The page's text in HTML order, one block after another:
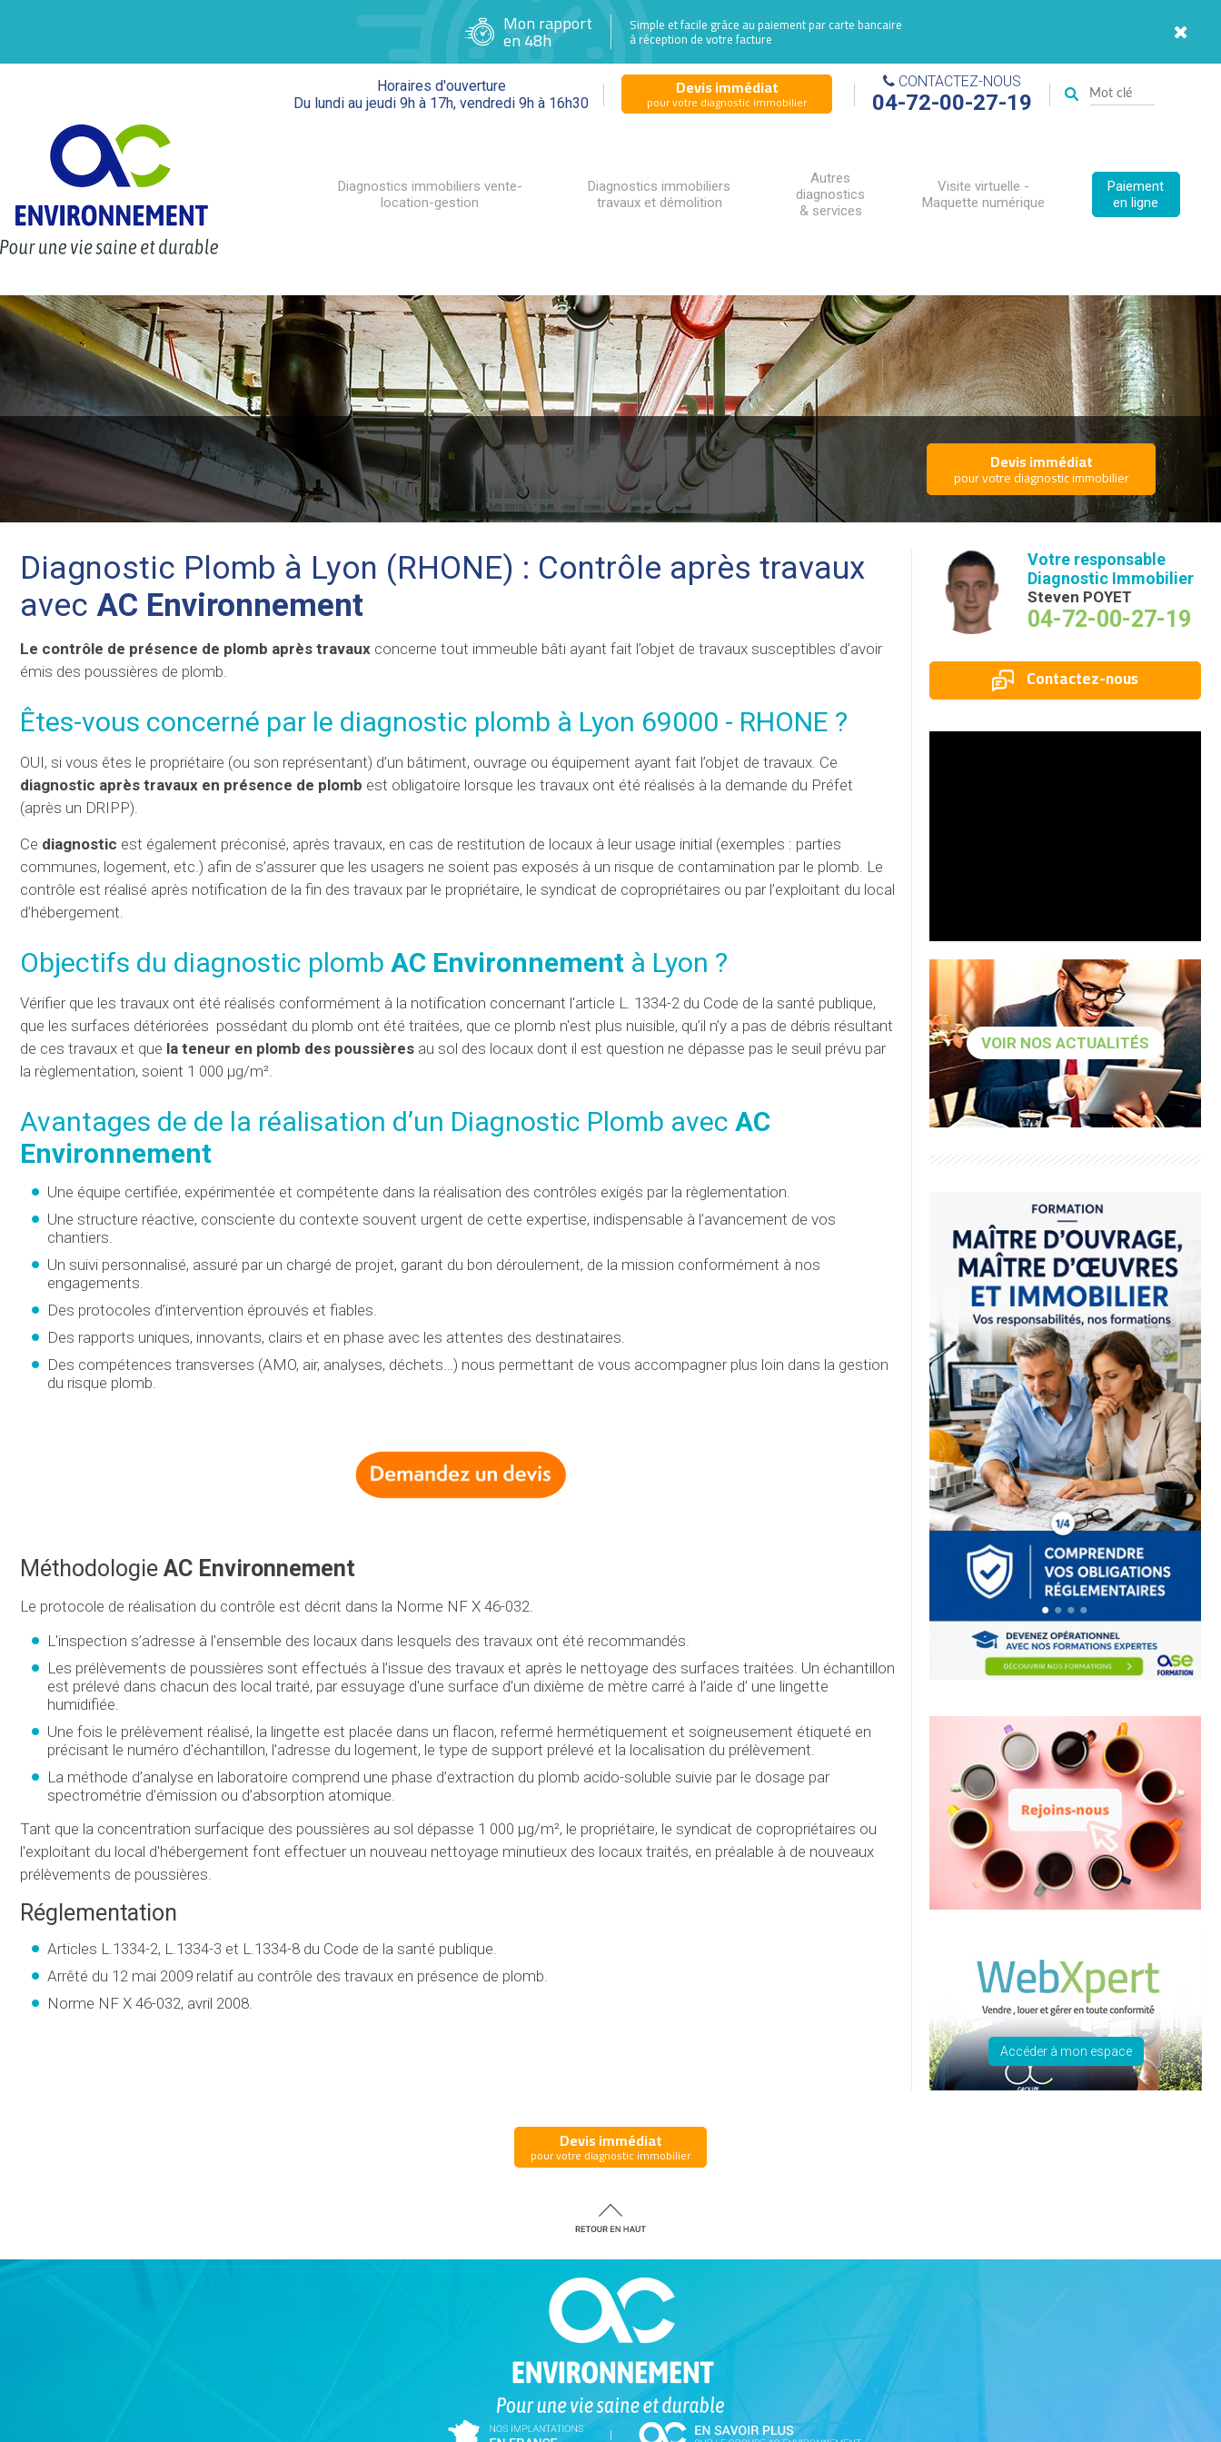
Mon rapport
en 48h
Simple et facile grâce au paiement par carte bancaire
à réception de votre facture
Horaires d'ouverture
Du lundi au jeudi 9h à 17h, vendredi 9h à 16h30
Devis immédiat
pour votre diagnostic immobilier
CONTACTEZ-NOUS
04-72-00-27-19
Diagnostics immobiliers vente-
location-gestion
Diagnostics immobiliers
travaux et démolition
Autres
diagnostics
& services
Visite virtuelle -
Maquette numérique
Paiement
en ligne
Devis immédiat
pour votre diagnostic immobilier
Diagnostic Plomb à Lyon (RHONE) : Contrôle après travaux
avec AC Environnement
Le contrôle de présence de plomb après travaux concerne tout immeuble bâti ayant fait l’objet de travaux susceptibles d’avoir
émis des poussières de plomb.
Êtes-vous concerné par le diagnostic plomb à Lyon 69000 - RHONE ?
OUI, si vous êtes le propriétaire (ou son représentant) d’un bâtiment, ouvrage ou équipement ayant fait l’objet de travaux. Ce
diagnostic après travaux en présence de plomb est obligatoire lorsque les travaux ont été réalisés à la demande du Préfet
(après un DRIPP).
Ce diagnostic est également préconisé, après travaux, en cas de restitution de locaux à leur usage initial (exemples : parties
communes, logement, etc.) afin de s’assurer que les usagers ne soient pas exposés à un risque de contamination par le plomb. Le
contrôle est réalisé après notification de la fin des travaux par le propriétaire, le syndicat de copropriétaires ou par l’exploitant du local
d’hébergement.
Objectifs du diagnostic plomb AC Environnement à Lyon ?
Vérifier que les travaux ont été réalisés conformément à la notification concernant l'article L. 1334-2 du Code de la santé publique,
que les surfaces détériorées possédant du plomb ont été traitées, que ce plomb n'est plus nuisible, qu’il n’y a pas de débris résultant
de ces travaux et que la teneur en plomb des poussières au sol des locaux dont il est question ne dépasse pas le seuil prévu par
la règlementation, soient 1 000 µg/m².
Avantages de de la réalisation d’un Diagnostic Plomb avec AC
Environnement
Une équipe certifiée, expérimentée et compétente dans la réalisation des contrôles exigés par la règlementation.
Une structure réactive, consciente du contexte souvent urgent de cette expertise, indispensable à l’avancement de vos
chantiers.
Un suivi personnalisé, assuré par un chargé de projet, garant du bon déroulement, de la mission conformément à nos
engagements.
Des protocoles d’intervention éprouvés et fiables.
Des rapports uniques, innovants, clairs et en phase avec les attentes des destinataires.
Des compétences transverses (AMO, air, analyses, déchets…) nous permettant de vous accompagner plus loin dans la gestion
du risque plomb.
Méthodologie AC Environnement
Le protocole de réalisation du contrôle est décrit dans la Norme NF X 46-032.
L'inspection s’adresse à l'ensemble des locaux dans lesquels des travaux ont été recommandés.
Les prélèvements de poussières sont effectués à l’issue des travaux et après le nettoyage des surfaces traitées. Un échantillon
est prélevé dans chacun des local traité, par essuyage d'une surface d'un dixième de mètre carré à l’aide d’ une lingette
humidifiée.
Une fois le prélèvement réalisé, la lingette est placée dans un flacon, refermé hermétiquement et soigneusement étiqueté en
précisant le numéro d'échantillon, l'adresse du logement, le type de support prélevé et la localisation du prélèvement.
La méthode d’analyse en laboratoire comprend une phase d’extraction du plomb acido-soluble suivie par le dosage par
spectrométrie d’émission ou d’absorption atomique.
Tant que la concentration surfacique des poussières au sol dépasse 1 000 µg/m², le propriétaire, le syndicat de copropriétaires ou
l'exploitant du local d'hébergement font effectuer un nouveau nettoyage minutieux des locaux traités, en préalable à de nouveaux
prélèvements de poussières.
Réglementation
Articles L.1334-2, L.1334-3 et L.1334-8 du Code de la santé publique.
Arrêté du 12 mai 2009 relatif au contrôle des travaux en présence de plomb.
Norme NF X 46-032, avril 2008.
Votre responsable
Diagnostic Immobilier
Steven POYET
04-72-00-27-19
Contactez-nous
VOIR NOS ACTUALITÉS
Accéder à mon espace
Devis immédiat
pour votre diagnostic immobilier
|